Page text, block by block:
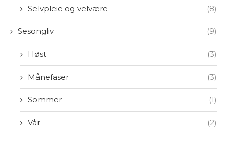
Selvpleie og velvære (8)
Sesongliv (9)
Høst (3)
Månefaser (3)
Sommer (1)
Vår (2)